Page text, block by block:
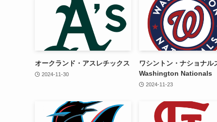
オークランド・アスレチックス
2024-11-30
ワシントン・ナショナル
Washington Nationals
2024-11-23